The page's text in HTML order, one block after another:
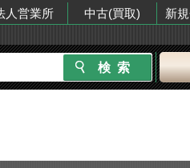
人営業所 中古(買取) 新